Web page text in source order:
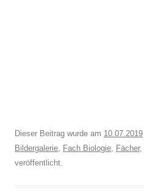
Dieser Beitrag wurde am 10.07.2019
Bildergalerie, Fach Biologie, Fächer,
veröffentlicht.